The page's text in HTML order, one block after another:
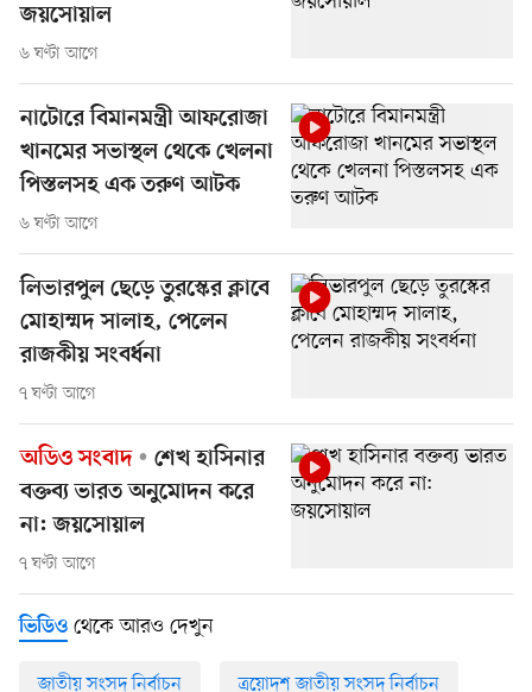
জয়সোয়াল
৬ ঘণ্টা আগে
নাটোরে বিমানমন্ত্রী আফরোজা
খানমের সভাস্থল থেকে খেলনা
পিস্তলসহ এক তরুণ আটক
৬ ঘণ্টা আগে
লিভারপুল ছেড়ে তুরস্কের ক্লাবে
মোহাম্মদ সালাহ, পেলেন
রাজকীয় সংবর্ধনা
৭ ঘণ্টা আগে
অডিও সংবাদ
শেখ হাসিনার
বক্তব্য ভারত অনুমোদন করে
না: জয়সোয়াল
৭ ঘণ্টা আগে
ভিডিও থেকে আরও দেখুন
জাতীয় সংসদ নির্বাচন ত্রয়োদশ জাতীয় সংসদ নির্বাচন